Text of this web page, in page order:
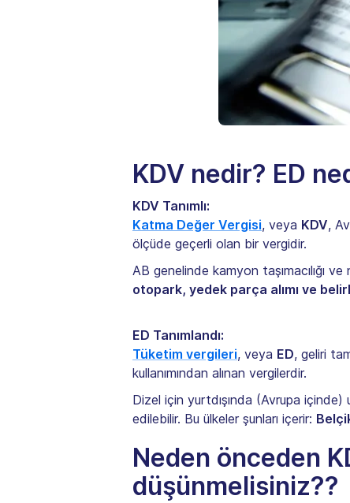
KDV nedir? ED
KDV Tanımlı:
Katma Değer Vergisi, veya KDV,
ölçüde geçerli olan bir vergidir.
AB genelinde kamyon taşımacılığı
otopark, yedek parça alımı ve
ED Tanımlandı:
Tüketim vergileri, veya ED, geliri
kullanımından alınan vergilerdir.
Dizel için yurtdışında (Avrupa
edilebilir. Bu ülkeler şunları içerir:
Neden önceden
düşünmelisiniz??